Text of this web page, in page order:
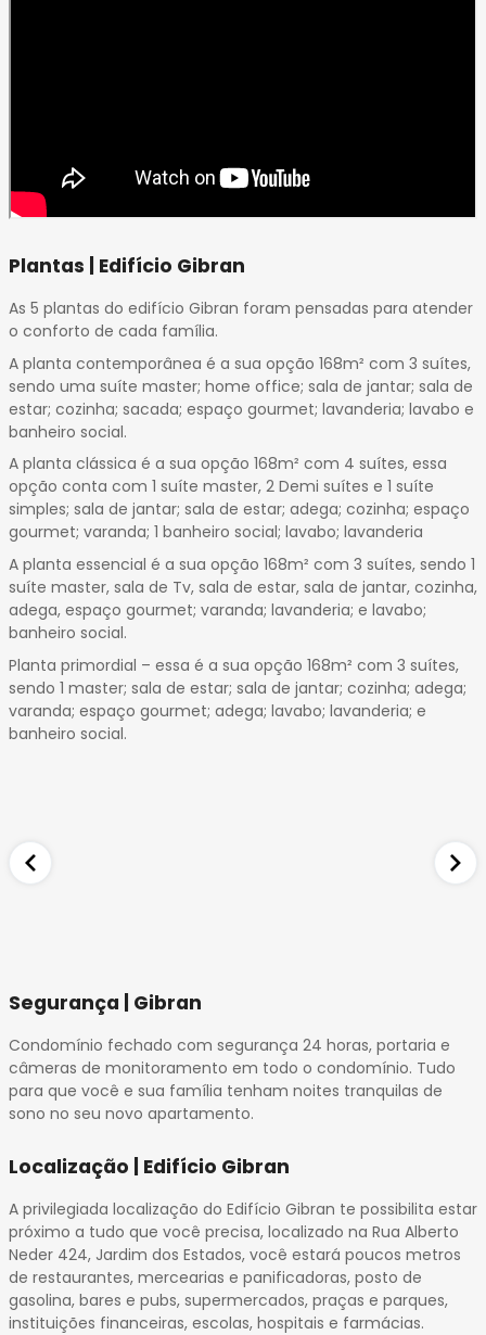
Plantas | Edifício Gibran
As 5 plantas do edifício Gibran foram pensadas para atender
o conforto de cada família.
A planta contemporânea é a sua opção 168m² com 3 suítes,
sendo uma suíte master; home office; sala de jantar; sala de
estar; cozinha; sacada; espaço gourmet; lavanderia; lavabo e
banheiro social.
A planta clássica é a sua opção 168m² com 4 suítes, essa
opção conta com 1 suíte master, 2 Demi suítes e 1 suíte
simples; sala de jantar; sala de estar; adega; cozinha; espaço
gourmet; varanda; 1 banheiro social; lavabo; lavanderia
A planta essencial é a sua opção 168m² com 3 suítes, sendo 1
suíte master, sala de Tv, sala de estar, sala de jantar, cozinha,
adega, espaço gourmet; varanda; lavanderia; e lavabo;
banheiro social.
Planta primordial – essa é a sua opção 168m² com 3 suítes,
sendo 1 master; sala de estar; sala de jantar; cozinha; adega;
varanda; espaço gourmet; adega; lavabo; lavanderia; e
banheiro social.
Segurança | Gibran
Condomínio fechado com segurança 24 horas, portaria e
câmeras de monitoramento em todo o condomínio. Tudo
para que você e sua família tenham noites tranquilas de
sono no seu novo apartamento.
Localização | Edifício Gibran
A privilegiada localização do Edifício Gibran te possibilita estar
próximo a tudo que você precisa, localizado na Rua Alberto
Neder 424, Jardim dos Estados, você estará poucos metros
de restaurantes, mercearias e panificadoras, posto de
gasolina, bares e pubs, supermercados, praças e parques,
instituições financeiras, escolas, hospitais e farmácias.